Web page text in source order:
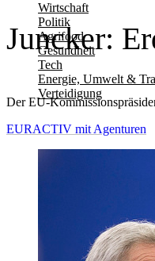
Wirtschaft
Politik
Agrifood
Gesundheit
Tech
Energie, Umwelt &
Verteidigung
Juncker:
Der EU-
EURACTIV mit Agenturen